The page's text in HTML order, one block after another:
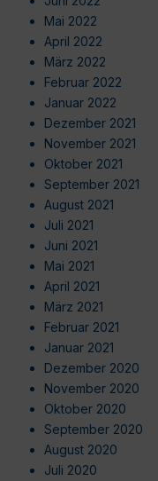
Mai 2022
April 2022
März 2022
Februar 2022
Januar 2022
Dezember 2021
November 2021
Oktober 2021
September 2021
August 2021
Juli 2021
Juni 2021
Mai 2021
April 2021
März 2021
Februar 2021
Januar 2021
Dezember 2020
November 2020
Oktober 2020
September 2020
August 2020
Juli 2020